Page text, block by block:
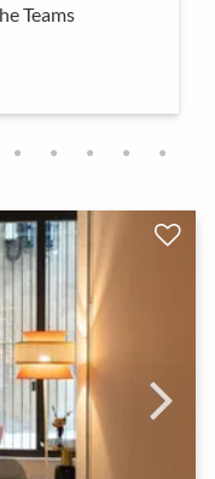
Teams
hier – erlebt
agilen